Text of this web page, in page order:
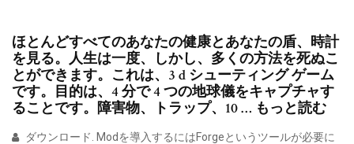
ほとんどすべてのあなたの健康とあなたの盾、時計
を見る。人生は一度、しかし、多くの方法を死ぬこ
とができます。これは、3 d シューティング ゲーム
です。目的は、4 分で 4 つの地球儀をキャプチャす
ることです。障害物、トラップ、10 … もっと読む
ダウンロード. Modを導入するにはForgeというツールが必要に